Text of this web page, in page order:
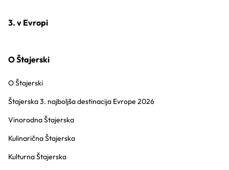
3. v Evropi
O Štajerski
O Štajerski
Štajerska 3. najboljša destinacija Evrope 2026
Vinorodna Štajerska
Kulinarična Štajerska
Kulturna Štajerska